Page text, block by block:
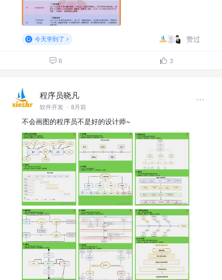
今天学到了 赞过
6 3
程序员晓凡
软件开发 · 8月前
不会画图的程序员不是好的设计师~